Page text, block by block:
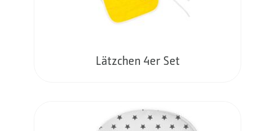
Lätzchen 4er Set